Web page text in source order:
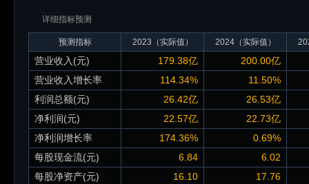
详细指标预测
预测指标 2023（实际值） 2024（实际值）
营业收入(元) 179.38亿
200.00亿
营业收入增长率
114.34%
11.50%
利润总额(元)
26.42亿
26.53亿
净利润(元)
22.57亿
22.73亿
净利润增长率
174.36%
0.69%
每股现金流(元)
6.84
6.02
每股净资产(元)
16.10
17.76